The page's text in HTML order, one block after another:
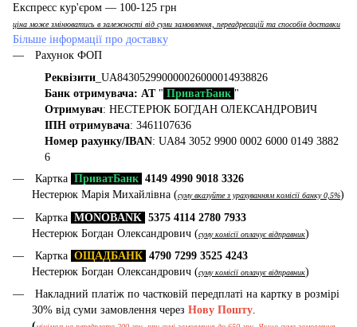
Експресс кур'єром — 100-125 грн
ціна може змінюватись в залежності від суми замовлення, переадресацій та способів доставки
Більше інформації про доставку
Рахунок ФОП
Реквізити _UA843052990000026000014938826
Банк отримувача: АТ" ПриватБанк "
Отримувач: НЕСТЕРЮК БОГДАН ОЛЕКСАНДРОВИЧ
ІПН отримувача: 3461107636
Номер рахунку/IBAN: UA84 3052 9900 0002 6000 0149 3882
6
Картка ПриватБанк 4149 4990 9018 3326
Нестерюк Марія Михайлівна (суму вказуйте з урахуванням комісії банку 0,5%)
Картка MONOBANK 5375 4114 2780 7933
Нестерюк Богдан Олександрович (суму комісії оплачує відправник)
Картка ОЩАДБАНК 4790 7299 3525 4243
Нестерюк Богдан Олександрович (суму комісії оплачує відправник)
Накладний платіж по частковій передплаті на картку в розмірі
30% від суми замовлення через Нову Пошту.